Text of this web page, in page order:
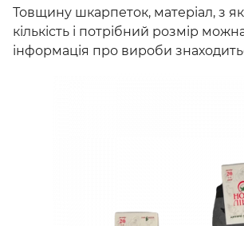
Товщину шкарпеток, матеріал, з
кількість і потрібний розмір
інформація про вироби